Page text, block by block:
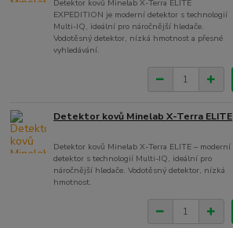
Detektor kovů Minelab X-Terra ELITE
EXPEDITION je moderní detektor s technologií
Multi-IQ, ideální pro náročnější hledače.
Vodotěsný detektor, nízká hmotnost a přesné
vyhledávání.
Detektor kovů Minelab X-Terra ELITE
Detektor kovů Minelab X-Terra ELITE – moderní
detektor s technologií Multi-IQ, ideální pro
náročnější hledače. Vodotěsný detektor, nízká
hmotnost.